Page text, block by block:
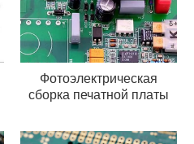
Фотоэлектрическая
сборка печатной платы